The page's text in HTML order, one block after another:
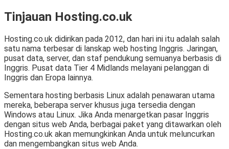
Tinjauan Hosting.co.uk
Hosting.co.uk didirikan pada 2012, dan hari ini itu adalah salah
satu nama terbesar di lanskap web hosting Inggris. Jaringan,
pusat data, server, dan staf pendukung semuanya berbasis di
Inggris. Pusat data Tier 4 Midlands melayani pelanggan di
Inggris dan Eropa lainnya.
Sementara hosting berbasis Linux adalah penawaran utama
mereka, beberapa server khusus juga tersedia dengan
Windows atau Linux. Jika Anda menargetkan pasar Inggris
dengan situs web Anda, berbagai paket yang ditawarkan oleh
Hosting.co.uk akan memungkinkan Anda untuk meluncurkan
dan mengembangkan situs web Anda.